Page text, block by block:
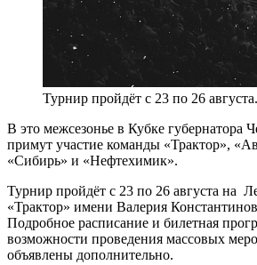
Турнир пройдёт с 23 по 26 августа.
В это межсезонье в Кубке губернатора
примут участие команды «Трактор»,
«Сибирь» и «Нефтехимик».
Турнир пройдёт с 23 по 26 августа на
«Трактор» имени Валерия
Подробное расписание и билетная
возможности проведения массовых
объявлены дополнительно.